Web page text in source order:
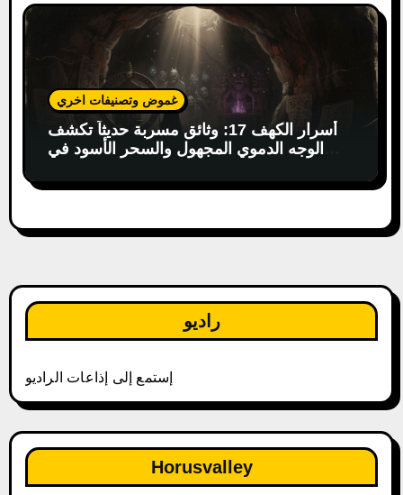
غموض وتصنيفات اخري
أسرار الكهف 17: وثائق مسربة حديثاً تكشف
الوجه الدموي المجهول والسحر الأسود في
راديو
إستمع إلى إذاعات الراديو
Horusvalley